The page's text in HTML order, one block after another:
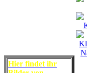
Hier findet ihr